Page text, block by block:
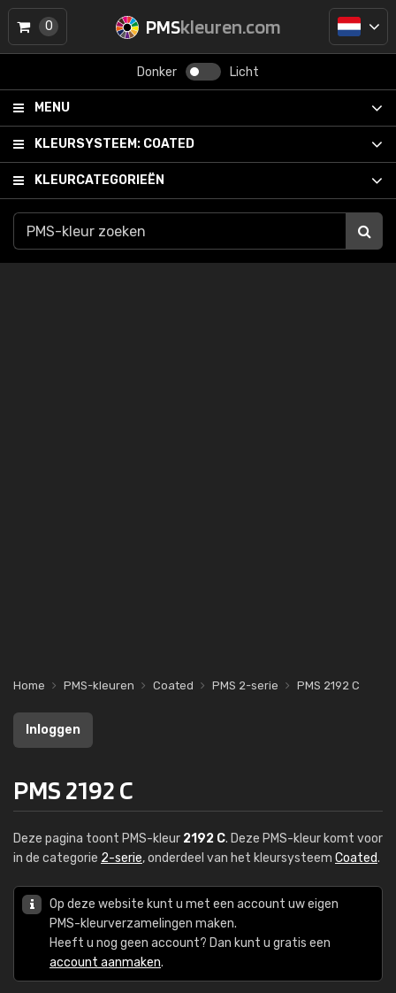
PMSkleuren.com
Donker Licht
MENU
KLEURSYSTEEM: COATED
KLEURCATEGORIEËN
0
Home PMS-kleuren Coated PMS 2-serie PMS 2192 C
Inloggen
PMS 2192 C
Deze pagina toont PMS-kleur 2192 C. Deze PMS-kleur komt voor
in de categorie 2-serie, onderdeel van het kleursysteem Coated.
Op deze website kunt u met een account uw eigen
PMS-kleurverzamelingen maken.
Heeft u nog geen account? Dan kunt u gratis een
account aanmaken.